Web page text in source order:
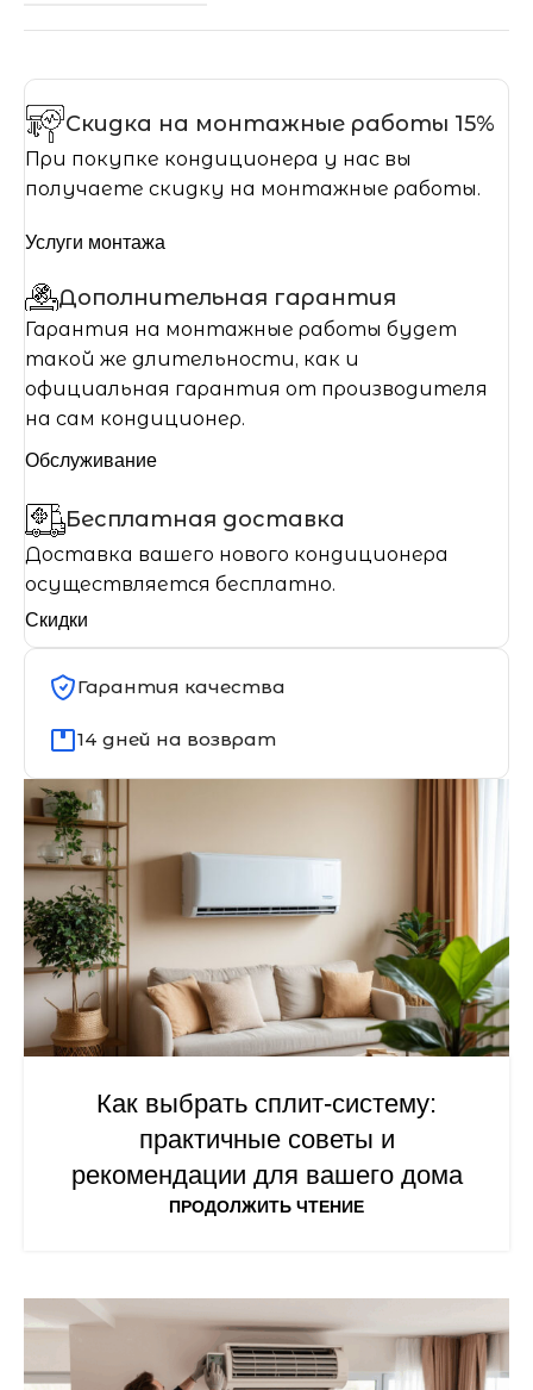
Скидка на монтажные работы 15%
При покупке кондиционера у нас вы
получаете скидку на монтажные работы.
Услуги монтажа
Дополнительная гарантия
Гарантия на монтажные работы будет
такой же длительности, как и
официальная гарантия от производителя
на сам кондиционер.
Обслуживание
Бесплатная доставка
Доставка вашего нового кондиционера
осуществляется бесплатно.
Скидки
Гарантия качества
14 дней на возврат
Как выбрать сплит-систему:
практичные советы и
рекомендации для вашего дома
ПРОДОЛЖИТЬ ЧТЕНИЕ